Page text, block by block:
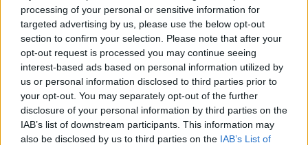
processing of your personal or sensitive information for
targeted advertising by us, please use the below opt-out
section to confirm your selection. Please note that after your
opt-out request is processed you may continue seeing
interest-based ads based on personal information utilized by
us or personal information disclosed to third parties prior to
your opt-out. You may separately opt-out of the further
disclosure of your personal information by third parties on the
IAB’s list of downstream participants. This information may
also be disclosed by us to third parties on the IAB’s List of
MAGYAR FOCI
Lapszemle: Dán szambafoci a debreceni szaunában; a
lettek kevesellik az ETO elleni előnyt
TOVÁBBI MAGYAR FOCI HÍREK
Interjúk